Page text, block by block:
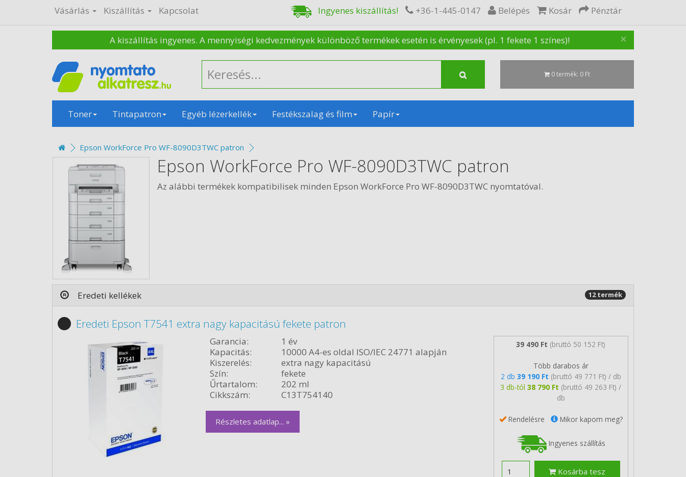
Vásárlás Kiszállítás Kapcsolat Ingyenes kiszállítás! +36-1-445-0147 Belépés Kosár Pénztár
×
A kiszállítás ingyenes. A mennyiségi kedvezmények különböző termékek esetén is érvényesek (pl. 1 fekete 1 színes)!
0 termék: 0 Ft
Toner Tintapatron Egyéb lézerkellék Festékszalag és film Papír
Epson WorkForce Pro WF-8090D3TWC patron
Epson WorkForce Pro WF-8090D3TWC patron
Az alábbi termékek kompatibilisek minden Epson WorkForce Pro WF-8090D3TWC nyomtatóval.
Eredeti kellékek 12 termék
Eredeti Epson T7541 extra nagy kapacitású fekete patron
Garancia:
1 év
Kapacitás:
10000 A4-es oldal ISO/IEC 24771 alapján
Kiszerelés:
extra nagy kapacitású
Szín:
fekete
Űrtartalom:
202 ml
Cikkszám:
C13T754140
Részletes adatlap... »
39 490 Ft (bruttó 50 152 Ft)
Több darabos ár
2 db 39 190 Ft (bruttó 49 771 Ft) / db
3 db-tól38 790 Ft (bruttó 49 263 Ft) /
db
Rendelésre Mikor kapom meg?
Ingyenes szállítás
Kosárba tesz